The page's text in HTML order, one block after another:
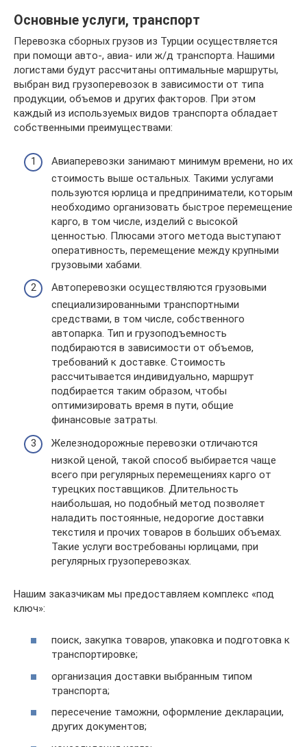
Основные услуги, транспорт
Перевозка сборных грузов из Турции осуществляется
при помощи авто-, авиа- или ж/д транспорта. Нашими
логистами будут рассчитаны оптимальные маршруты,
выбран вид грузоперевозок в зависимости от типа
продукции, объемов и других факторов. При этом
каждый из используемых видов транспорта обладает
собственными преимуществами:
Авиаперевозки занимают минимум времени, но их
стоимость выше остальных. Такими услугами
пользуются юрлица и предприниматели, которым
необходимо организовать быстрое перемещение
карго, в том числе, изделий с высокой
ценностью. Плюсами этого метода выступают
оперативность, перемещение между крупными
грузовыми хабами.
Автоперевозки осуществляются грузовыми
специализированными транспортными
средствами, в том числе, собственного
автопарка. Тип и грузоподъемность
подбираются в зависимости от объемов,
требований к доставке. Стоимость
рассчитывается индивидуально, маршрут
подбирается таким образом, чтобы
оптимизировать время в пути, общие
финансовые затраты.
Железнодорожные перевозки отличаются
низкой ценой, такой способ выбирается чаще
всего при регулярных перемещениях карго от
турецких поставщиков. Длительность
наибольшая, но подобный метод позволяет
наладить постоянные, недорогие доставки
текстиля и прочих товаров в больших объемах.
Такие услуги востребованы юрлицами, при
регулярных грузоперевозках.
Нашим заказчикам мы предоставляем комплекс «под
ключ»:
поиск, закупка товаров, упаковка и подготовка к
транспортировке;
организация доставки выбранным типом
транспорта;
пересечение таможни, оформление декларации,
других документов;